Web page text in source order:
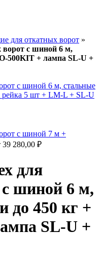
для откатных ворот »
с шиной 6 м,
500KIT + лампа SL-U +
с шиной 6 м, стальные
рейка 5 шт + LM-L + SL-U
с шиной 7 м +
39 280,00 ₽
для
шиной 6 м,
до 450 кг +
SL-U +